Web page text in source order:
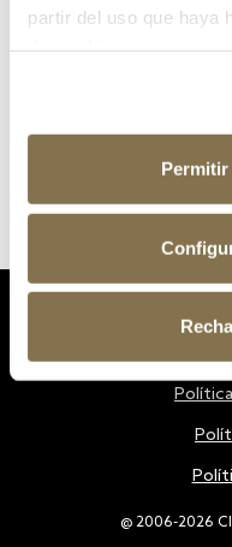
partir del uso que haya
@ 2006-2026